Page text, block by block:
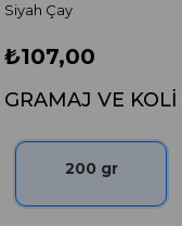
Siyah Çay
₺107,00
GRAMAJ VE KOLI
200 gr